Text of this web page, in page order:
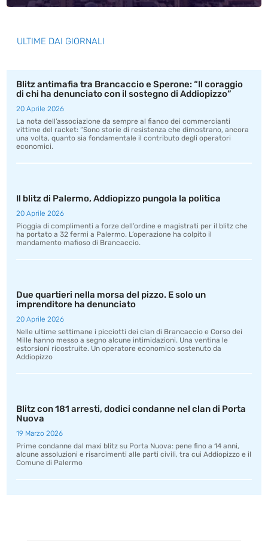
ULTIME DAI GIORNALI
Blitz antimafia tra Brancaccio e Sperone: “Il coraggio
di chi ha denunciato con il sostegno di Addiopizzo”
20 Aprile 2026
La nota dell’associazione da sempre al fianco dei commercianti
vittime del racket: “Sono storie di resistenza che dimostrano, ancora
una volta, quanto sia fondamentale il contributo degli operatori
economici.
Il blitz di Palermo, Addiopizzo pungola la politica
20 Aprile 2026
Pioggia di complimenti a forze dell’ordine e magistrati per il blitz che
ha portato a 32 fermi a Palermo. L’operazione ha colpito il
mandamento mafioso di Brancaccio.
Due quartieri nella morsa del pizzo. E solo un
imprenditore ha denunciato
20 Aprile 2026
Nelle ultime settimane i picciotti dei clan di Brancaccio e Corso dei
Mille hanno messo a segno alcune intimidazioni. Una ventina le
estorsioni ricostruite. Un operatore economico sostenuto da
Addiopizzo
Blitz con 181 arresti, dodici condanne nel clan di Porta
Nuova
19 Marzo 2026
Prime condanne dal maxi blitz su Porta Nuova: pene fino a 14 anni,
alcune assoluzioni e risarcimenti alle parti civili, tra cui Addiopizzo e il
Comune di Palermo